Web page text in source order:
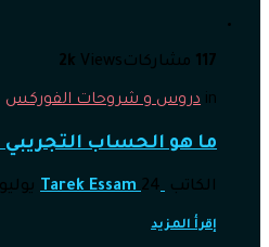
117 مشاركات 2k Views
in دروس و شروحات الفوركس
ما هو الحساب
الكاتب Tarek Essam 24 يوليو، 2026, 2:45 م
إقرأ المزيد